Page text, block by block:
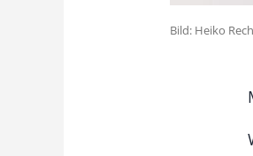
Bild: Heiko Rech